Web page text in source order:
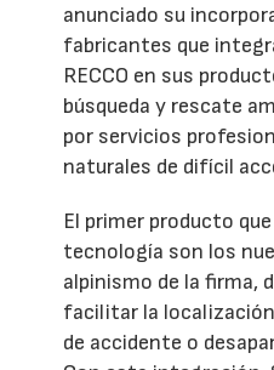
anunciado su
fabricantes que
RECCO en sus
búsqueda y rescate
por servicios
naturales de difícil
El primer producto
tecnología son los
alpinismo de la firma,
facilitar la
de accidente o